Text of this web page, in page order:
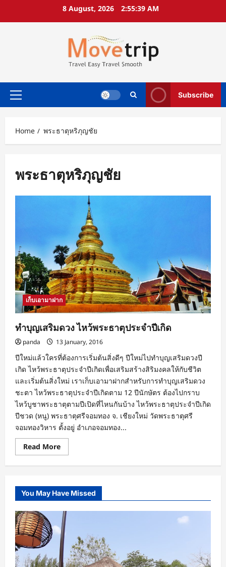
8 August, 2026 2:55:39 AM
Primary
Subscribe
Home พระธาตุหริภุญชัย
พระธาตุหริภุญชัย
เก็บเอามาฝาก
ทำบุญเสริมดวง ไหว้พระธาตุประจำปีเกิด
panda 13 January, 2016
ปีใหม่แล้วใครที่ต้องการเริ่มต้นสิ่งดีๆ ปีใหม่ไปทำบุญเสริมดวงปี
เกิด ไหว้พระธาตุประจำปีเกิดเพื่อเสริมสร้างสิริมงคลให้กับชีวิต
และเริ่มต้นสิ่งใหม่ เราเก็บเอามาฝากสำหรับการทำบุญเสริมดวง
ชะตา ไหว้พระธาตุประจำปีเกิดตาม 12 ปีนักษัตร ต้องไปกราบ
ไหว้บูชาพระธาตุตามปีเปิดที่ไหนกันบ้าง ไหว้พระธาตุประจำปีเกิด
ปีชวด (หนู) พระธาตุศรีจอมทอง จ. เชียงใหม่ วัดพระธาตุศรี
จอมทองวิหาร ตั้งอยู่ อำเภอจอมทอง...
Read MoreRead
more
ทำบุญ
ไหว้
พระ
ธาตุ
ประจำ
ปี
เกิด
You May Have Missed